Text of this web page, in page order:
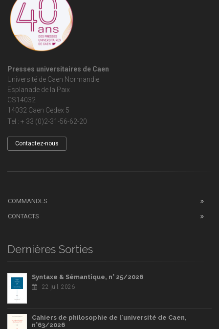
Presses universitaires de Caen
Université de Caen Normandie
Esplanade de la Paix
CS14032
14032 Caen Cedex 5
Tel : + 33 (0)2-31-56-62-20
Contactez-nous
COMMANDES
CONTACTS
Dernières Sorties
Syntaxe & Sémantique, n° 25/2026
22 juil. 2026
Cahiers de philosophie de l'université de Caen,
n°63/2026